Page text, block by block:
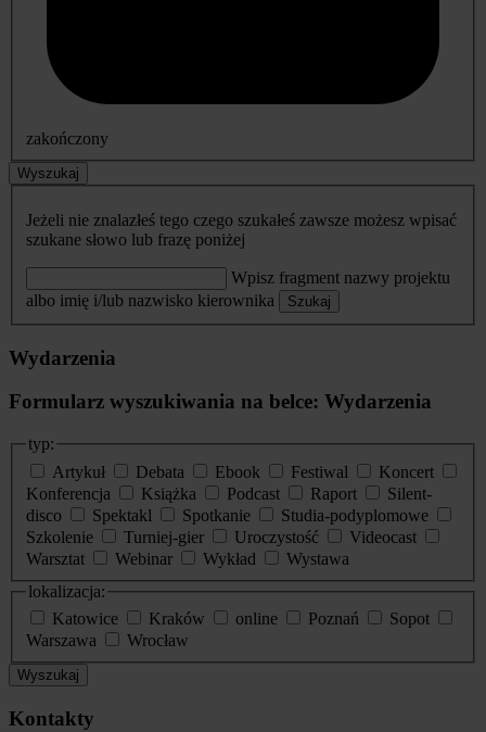
zakończony
Wyszukaj
Jeżeli nie znalazłeś tego czego szukałeś zawsze możesz wpisać
szukane słowo lub frazę poniżej
Wpisz fragment nazwy projektu
albo imię i/lub nazwisko kierownika
Szukaj
Wydarzenia
Formularz wyszukiwania na belce: Wydarzenia
typ:
Artykuł
Debata Ebook Festiwal
Koncert
Konferencja
Książka Podcast Raport
Silent-
disco
Spektakl Spotkanie
Studia-podyplomowe
Szkolenie
Turniej-gier Uroczystość
Videocast
Warsztat
Webinar Wykład
Wystawa
lokalizacja:
Katowice
Kraków online Poznań
Sopot
Warszawa
Wrocław
Wyszukaj
Kontakty